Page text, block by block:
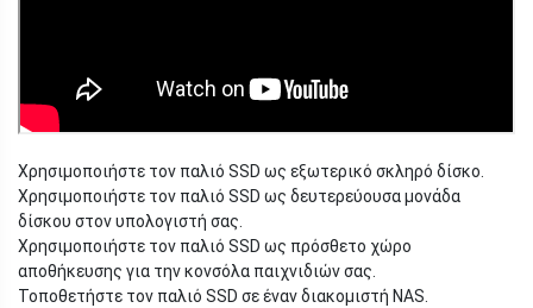
Χρησιμοποιήστε τον παλιό SSD ως εξωτερικό σκληρό δίσκο.
Χρησιμοποιήστε τον παλιό SSD ως δευτερεύουσα μονάδα
δίσκου στον υπολογιστή σας.
Χρησιμοποιήστε τον παλιό SSD ως πρόσθετο χώρο
αποθήκευσης για την κονσόλα παιχνιδιών σας.
Τοποθετήστε τον παλιό SSD σε έναν διακομιστή NAS.